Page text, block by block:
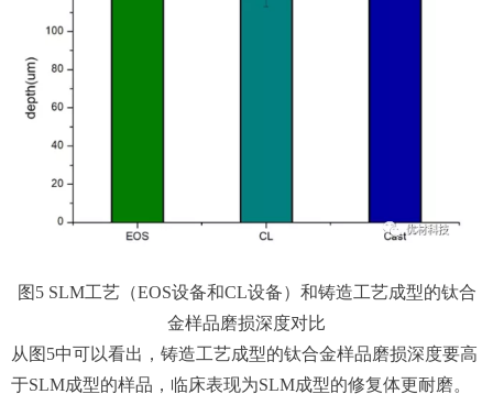
图5 SLM工艺（EOS设备和CL设备）和铸造工艺成型的钛合
金样品磨损深度对比
从图5中可以看出，铸造工艺成型的钛合金样品磨损深度要高
于SLM成型的样品，临床表现为SLM成型的修复体更耐磨。